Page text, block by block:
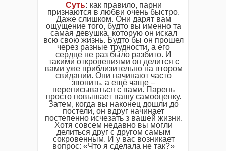
Суть: как правило, парни
признаются в любви очень быстро.
Даже слишком. Они дарят вам
ощущение того, будто вы именно та
самая девушка, которую он искал
всю свою жизнь. Будто бы он прошел
через разные трудности, а его
сердце не раз было разбито. И
такими откровениями он делится с
вами уже приблизительно на втором
свидании. Они начинают часто
звонить, а ещё чаще –
переписываться с вами. Парень
просто повышает вашу самооценку.
Затем, когда вы наконец дошли до
постели, он вдруг начинает
постепенно исчезать з вашей жизни.
Хотя совсем недавно вы могли
делиться друг с другом самым
сокровенным. И у вас возникает
вопрос: «Что я сделала не так?»